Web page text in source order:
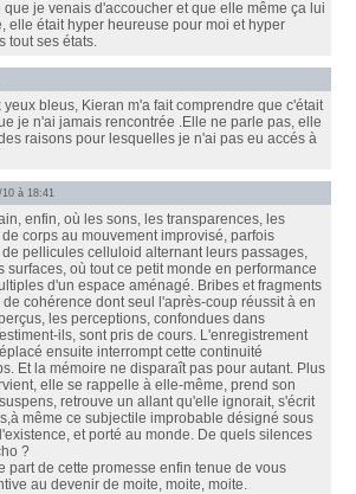
je venais d'accoucher et que elle même ça lui
elle était hyper heureuse pour moi et hyper
tout ses états.
bleus, Kieran m'a fait comprendre que c'était
je n'ai jamais rencontrée .Elle ne parle pas, elle
raisons pour lesquelles je n'ai pas eu accés à
à 18:41
enfin, où les sons, les transparences, les
corps au mouvement improvisé, parfois
pellicules celluloid alternant leurs passages,
surfaces, où tout ce petit monde en performance
d'un espace aménagé. Bribes et fragments
cohérence dont seul l'après-coup réussit à en
les perceptions, confondues dans
ils, sont pris de cours. L'enregistrement
ensuite interrompt cette continuité
Et la mémoire ne disparaît pas pour autant. Plus
elle se rappelle à elle-même, prend son
retrouve un allant qu'elle ignorait, s'écrit
même ce subjectile improbable désigné sous
et porté au monde. De quels silences
?
part de cette promesse enfin tenue de vous
au devenir de moite, moite, moite.